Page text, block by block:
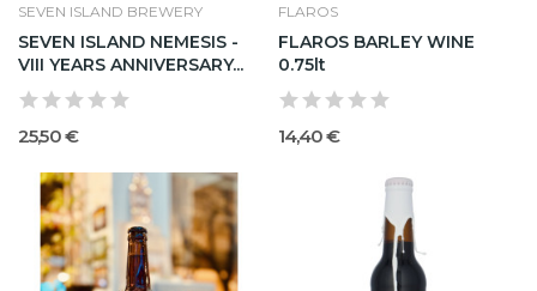
SEVEN ISLAND BREWERY
SEVEN ISLAND NEMESIS -
VIII YEARS ANNIVERSARY...
25,50 €
FLAROS
FLAROS BARLEY WINE
0.75lt
14,40 €